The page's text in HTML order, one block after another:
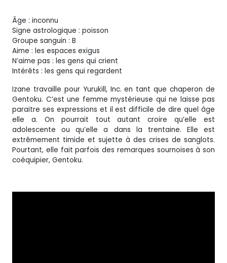
Âge : inconnu
Signe astrologique : poisson
Groupe sanguin : B
Aime : les espaces exigus
N’aime pas : les gens qui crient
Intérêts : les gens qui regardent
Izane travaille pour Yurukill, Inc. en tant que chaperon de
Gentoku. C’est une femme mystérieuse qui ne laisse pas
paraitre ses expressions et il est difficile de dire quel âge
elle a. On pourrait tout autant croire qu’elle est
adolescente ou qu’elle a dans la trentaine. Elle est
extrêmement timide et sujette à des crises de sanglots.
Pourtant, elle fait parfois des remarques sournoises à son
coéquipier, Gentoku.